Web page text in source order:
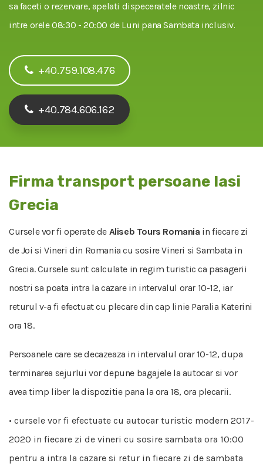
sa faceti o rezervare, apelati dispeceratele noastre, zilnic
intre orele 08:30 - 20:00 de Luni pana Sambata inclusiv.
+40.759.108.476
+40.784.606.162
Firma transport persoane Iasi
Grecia
Cursele vor fi operate de Aliseb Tours Romania in fiecare zi
de Joi si Vineri din Romania cu sosire Vineri si Sambata in
Grecia. Cursele sunt calculate in regim turistic ca pasagerii
nostri sa poata intra la cazare in intervalul orar 10-12, iar
returul v-a fi efectuat cu plecare din cap linie Paralia Katerini
ora 18.
Persoanele care se decazeaza in intervalul orar 10-12, dupa
terminarea sejurlui vor depune bagajele la autocar si vor
avea timp liber la dispozitie pana la ora 18, ora plecarii.
• cursele vor fi efectuate cu autocar turistic modern 2017-
2020 in fiecare zi de vineri cu sosire sambata ora 10:00
pentru a intra la cazare si retur in fiecare zi de sambata